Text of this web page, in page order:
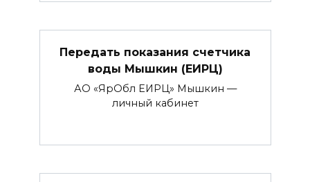
Передать показания счетчика
воды Мышкин (ЕИРЦ)
АО «ЯрОбл ЕИРЦ» Мышкин —
личный кабинет